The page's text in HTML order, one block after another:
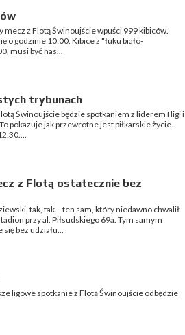
z Flotą Świnoujście wpuści 999 kibiców.
o godzinie 10:00. Kibice z "łuku biało-
musi być nas...
trybunach
Świnoujście będzie spotkaniem z liderem I ligi i
pokazuje jak przewrotne jest piłkarskie życie.
z Flotą ostatecznie bez
tak, tak... ten sam, który niedawno chwalił
przy al. Piłsudskiego 69a. Tym samym
bez udziału...
ligowe spotkanie z Flotą Świnoujście odbędzie